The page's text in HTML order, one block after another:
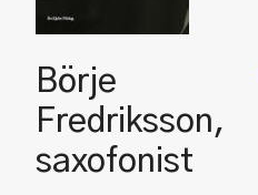
Börje
Fredriksson,
saxofonist